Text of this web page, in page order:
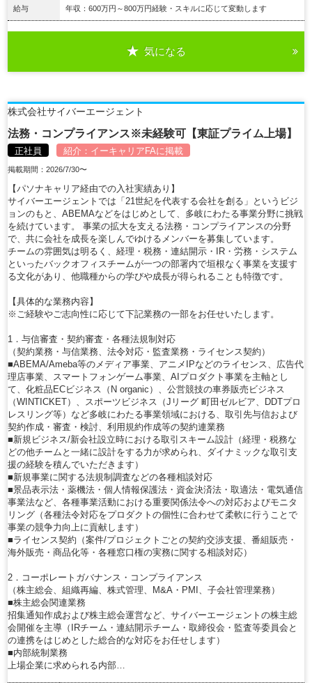
給与 年収：600万円～800万円経験・スキルに応じて変動します
気になる
株式会社サイバーエージェント
法務・コンプライアンス※未経験可【東証プライム上場】
正社員 紹介： イーキャリアFAに掲載
掲載期間：2026/7/30〜
【パソナキャリア経由での入社実績あり】
サイバーエージェントでは「21世紀を代表する会社を創る」というビジ
ョンのもと、ABEMAなどをはじめとして、多岐にわたる事業分野に挑戦
を続けています。 事業の拡大を支える法務・コンプライアンスの分野
で、共に会社を成長を楽しんでゆけるメンバーを募集しています。
チームの雰囲気は明るく、経理・税務・連結開示・IR・労務・システム
といったバックオフィスチームが一つの部署内で垣根なく事業を支援す
る文化があり、他職種からの学びや成長が得られることも特徴です。
【具体的な業務内容】
※ご経験やご志向性に応じて下記業務の一部をお任せいたします。
1．与信審査・契約審査・各種法規制対応
（契約業務・与信業務、法令対応・監査業務・ライセンス契約）
■ABEMA/Ameba等のメディア事業、アニメIPなどのライセンス、広告代
理店事業、スマートフォンゲーム事業、AIプロダクト事業を主軸とし
て、化粧品ECビジネス（N organic）、公営競技の車券販売ビジネス
（WINTICKET）、スポーツビジネス（Jリーグ 町田ゼルビア、DDTプロ
レスリング等）など多岐にわたる事業領域における、取引先与信および
契約作成・審査・検討、利用規約作成等の契約連業務
■新規ビジネス/新会社設立時における取引スキーム設計（経理・税務な
どの他チームと一緒に設計をする力が求められ、ダイナミックな取引支
援の経験を積んでいただきます）
■新規事業に関する法規制調査などの各種相談対応
■景品表示法・薬機法・個人情報保護法・資金決済法・取適法・電気通信
事業法など、各種事業活動における重要関係法令への対応およびモニタ
リング（各種法令対応をプロダクトの個性に合わせて柔軟に行うことで
事業の競争力向上に貢献します）
■ライセンス契約（案件/プロジェクトごとの契約交渉支援、番組販売・
海外販売・商品化等・各種窓口権の実務に関する相談対応）
2．コーポレートガバナンス・コンプライアンス
（株主総会、組織再編、株式管理、M&A・PMI、子会社管理業務）
■株主総会関連業務
招集通知作成および株主総会運営など、サイバーエージェントの株主総
会開催を主導（IRチーム・連結開示チーム・取締役会・監査等委員会と
の連携をはじめとした総合的な対応をお任せします）
■内部統制業務
上場企業に求められる内部…